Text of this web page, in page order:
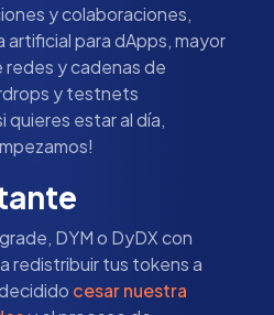
y colaboraciones,
para dApps, mayor
y cadenas de
y testnets
quieres estar al día,
DYM o DyDX con
redistribuir tus tokens a
cesar nuestra